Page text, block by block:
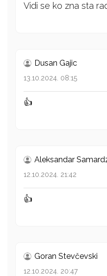
Vidi se ko zna sta
Dusan Gajic
13.10.2024. 08:15
👍
Aleksandar
12.10.2024. 21:42
👍
Goran Stevčevski
12.10.2024. 20:47